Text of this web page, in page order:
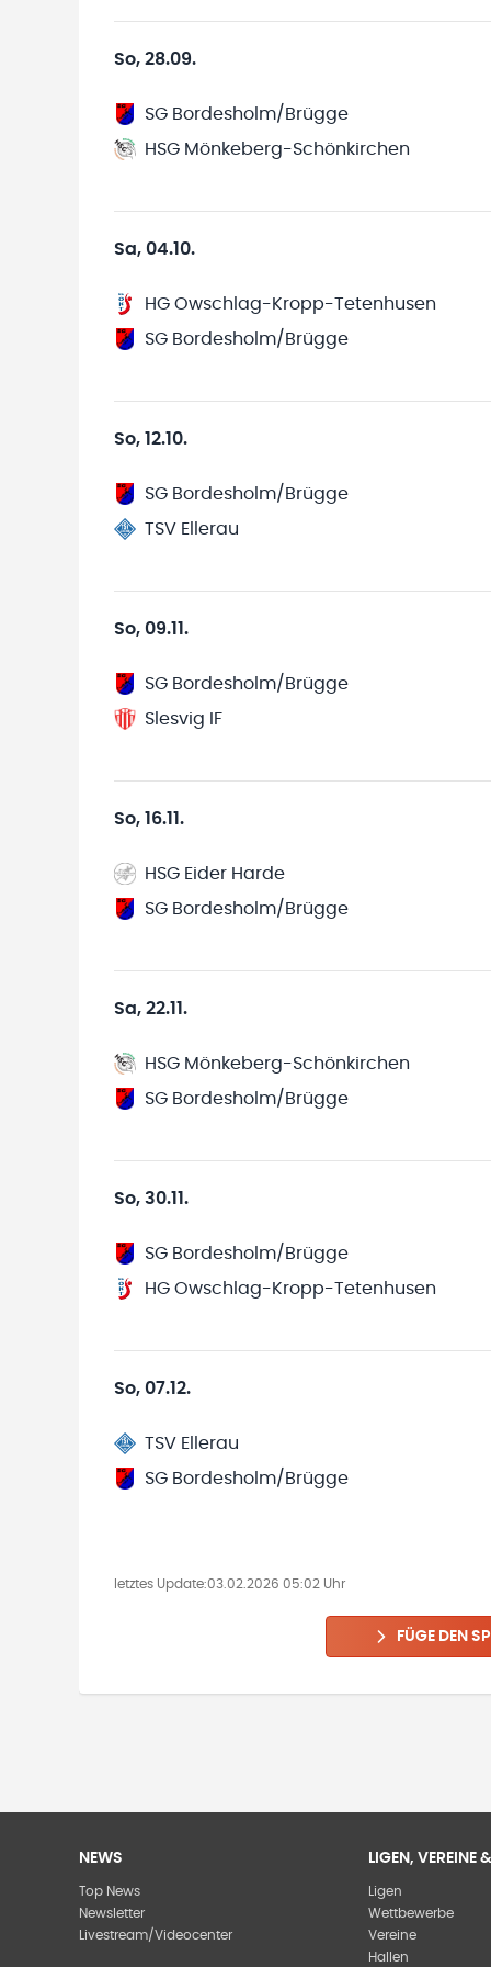
So, 28.09.
SG Bordesholm/Brügge
HSG Mönkeberg-Schönkirchen
Sa, 04.10.
HG Owschlag-Kropp-Tetenhusen
SG Bordesholm/Brügge
So, 12.10.
SG Bordesholm/Brügge
TSV Ellerau
So, 09.11.
SG Bordesholm/Brügge
Slesvig IF
So, 16.11.
HSG Eider Harde
SG Bordesholm/Brügge
Sa, 22.11.
HSG Mönkeberg-Schönkirchen
SG Bordesholm/Brügge
So, 30.11.
SG Bordesholm/Brügge
HG Owschlag-Kropp-Tetenhusen
So, 07.12.
TSV Ellerau
SG Bordesholm/Brügge
letztes Update:03.02.2026 05:02 Uhr
FÜGE DEN
NEWS
Top News
Newsletter
Livestream/Videocenter
LIGEN, VEREINE
Ligen
Wettbewerbe
Vereine
Hallen